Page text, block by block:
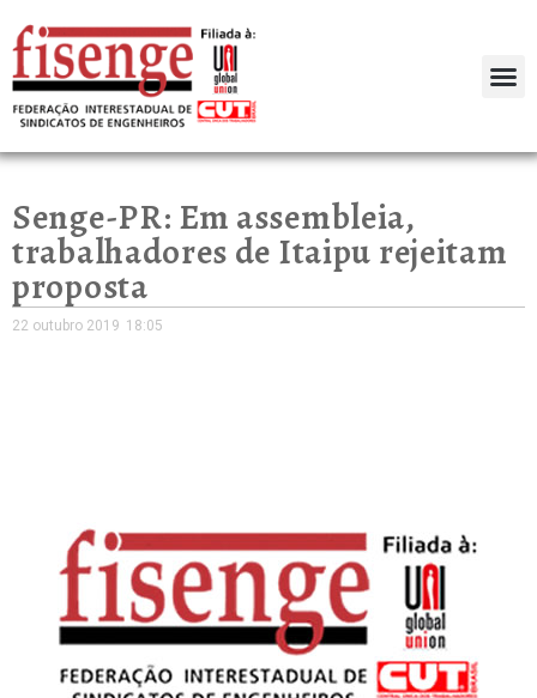
Senge-PR: Em assembleia,
trabalhadores de Itaipu rejeitam
proposta
22 outubro 2019 18:05